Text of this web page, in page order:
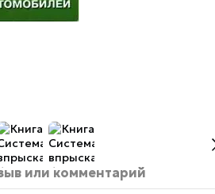
или комментарий